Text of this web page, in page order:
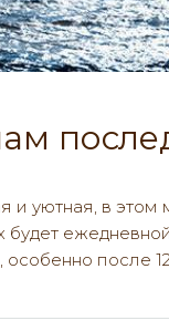
уютная, в
будет
после